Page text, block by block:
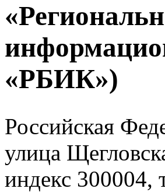
«РБИК»)
Российская
улица
индекс 300004,